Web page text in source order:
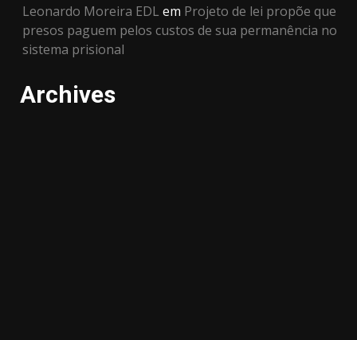
Leonardo Moreira EDL em Projeto de lei propõe que
presos paguem pelos custos de sua permanência no
sistema prisional
Archives